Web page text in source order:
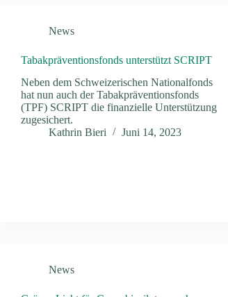
News
Tabakpräventionsfonds unterstützt SCRIPT
Neben dem Schweizerischen Nationalfonds
hat nun auch der Tabakpräventionsfonds
(TPF) SCRIPT die finanzielle Unterstützung
zugesichert.
Kathrin Bieri
Juni 14, 2023
News